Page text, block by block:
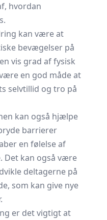
hvordan
kan være at
bevægelser på
vis grad af fysisk
en god måde at
selvtillid og tro på
kan også hjælpe
barrierer
en følelse af
Det kan også være
deltagerne på
som kan give nye
er det vigtigt at